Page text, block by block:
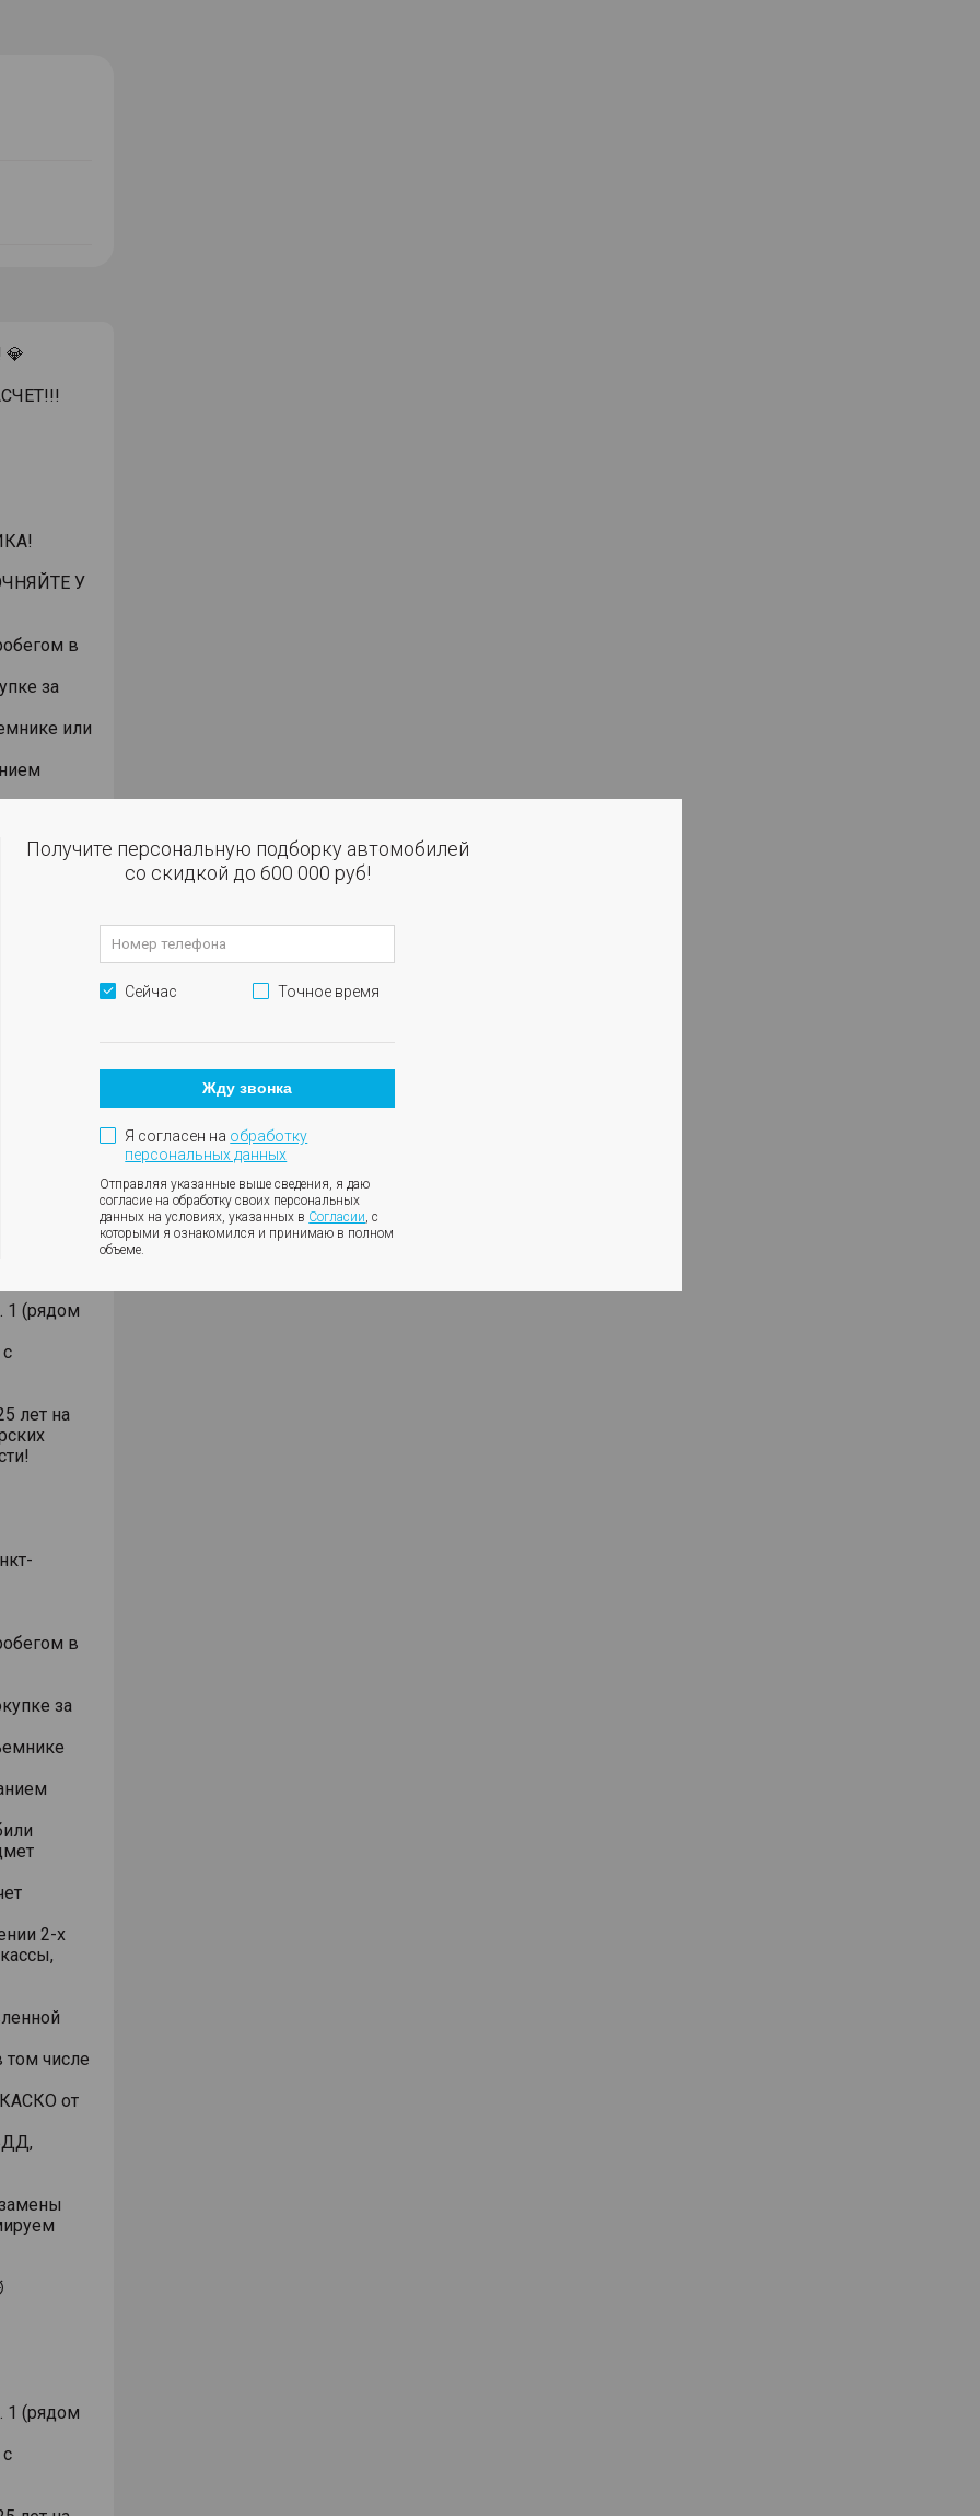
💎
У
в
за
или
2-х
числе
от
полное
1 (рядом
лет на
в
за
2-х
числе
от
1 (рядом
Получите персональную подборку автомобилей
со скидкой до 600 000 руб!
Сейчас Точное время
Жду звонка
Я согласен на обработку
персональных данных
Отправляя указанные выше сведения, я даю
согласие на обработку своих персональных
данных на условиях, указанных в Согласии, с
которыми я ознакомился и принимаю в полном
объеме.